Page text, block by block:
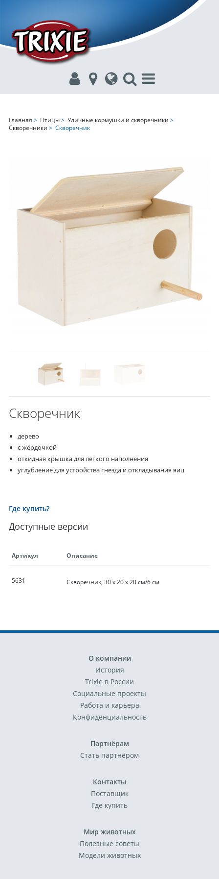
Главная > Птицы> Уличные кормушки и скворечники >
Скворечники > Скворечник
Скворечник
дерево
с жёрдочкой
откидная крышка для лёгкого наполнения
углубление для устройства гнезда и откладывания яиц
Где купить?
Доступные версии
Артикул Описание
5631 Скворечник, 30 x 20 x 20 см/6 см
О компании
История
Trixie в России
Социальные проекты
Работа и карьера
Конфиденциальность
Партнёрам
Стать партнёром
Контакты
Поставщик
Где купить
Мир животных
Полезные советы
Модели животных